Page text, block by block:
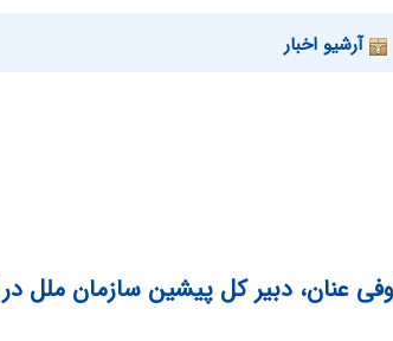
آرشیو اخبار
عنان، دبیر کل پیشین سازمان ملل در 80 سالگی درگذشت